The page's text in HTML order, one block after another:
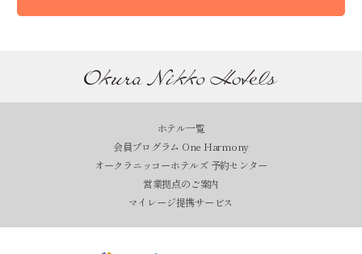
ホテル一覧
会員プログラム One Harmony
オークラニッコーホテルズ 予約センター
営業拠点のご案内
マイレージ提携サービス